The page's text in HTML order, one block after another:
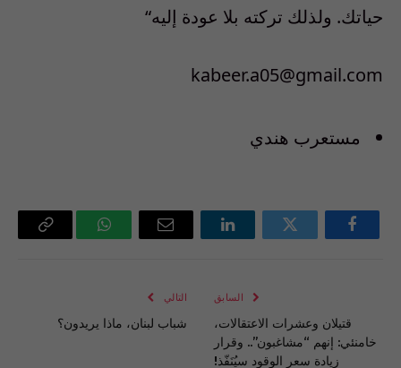
حياتك. ولذلك تركته بلا عودة إليه“
kabeer.a05@gmail.com
مستعرب هندي
فيسبوك تويتر لينكدإن
البريد
واتساب Copy
السابق
قتيلان وعشرات الاعتقالات،
خامنئي: إنهم “مشاغبون”.. وقرار
زيادة سعر الوقود سيُنَفّذ!
التالي
شباب لبنان، ماذا يريدون؟